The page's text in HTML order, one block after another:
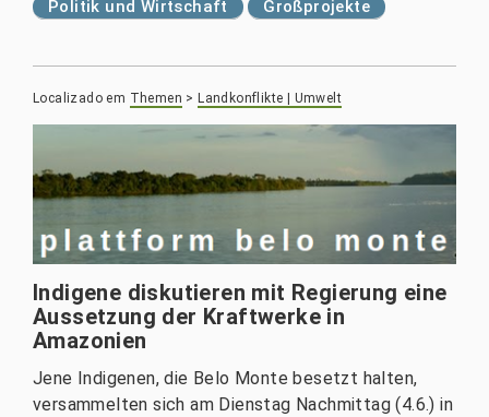
Politik und Wirtschaft
Großprojekte
Localizado em Themen > Landkonflikte | Umwelt
Indigene diskutieren mit Regierung eine
Aussetzung der Kraftwerke in
Amazonien
Jene Indigenen, die Belo Monte besetzt halten,
versammelten sich am Dienstag Nachmittag (4.6.) in